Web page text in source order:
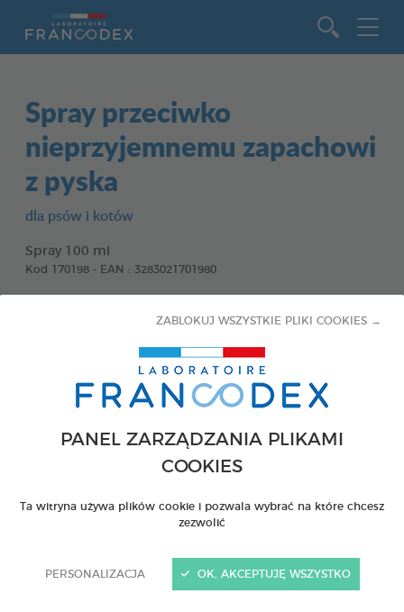
PANEL ZARZĄDZANIA PLIKAMI
COOKIES
Ta witryna używa plików cookie i pozwala wybrać na które chcesz
zezwolić
PERSONALIZACJA
ZABLOKUJ WSZYSTKIE PLIKI COOKIES →
OK, AKCEPTUJĘ WSZYSTKO
Spray przeciwko
nieprzyjemnemu zapachowi
z pyska
dla psów i kotów
Spray 100 ml
Kod 170198 - EAN : 3283021701980